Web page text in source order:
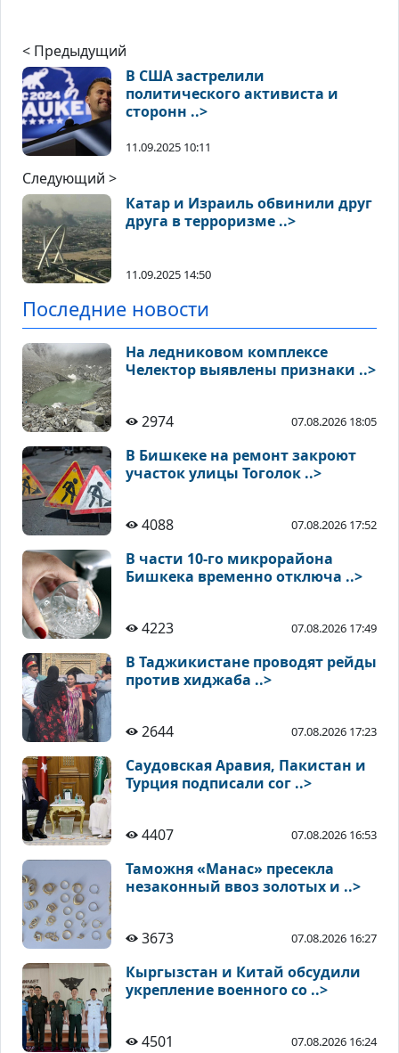
< Предыдущий
В США застрелили
политического активиста и
сторонн ..>
11.09.2025 10:11
Следующий >
Катар и Израиль обвинили друг
друга в терроризме ..>
11.09.2025 14:50
Последние новости
На ледниковом комплексе
Челектор выявлены признаки ..>
2974 07.08.2026 18:05
В Бишкеке на ремонт закроют
участок улицы Тоголок ..>
4088 07.08.2026 17:52
В части 10-го микрорайона
Бишкека временно отключа ..>
4223 07.08.2026 17:49
В Таджикистане проводят рейды
против хиджаба ..>
2644 07.08.2026 17:23
Саудовская Аравия, Пакистан и
Турция подписали сог ..>
4407 07.08.2026 16:53
Таможня «Манас» пресекла
незаконный ввоз золотых и ..>
3673 07.08.2026 16:27
Кыргызстан и Китай обсудили
укрепление военного со ..>
4501 07.08.2026 16:24